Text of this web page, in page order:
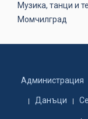
Музика, танци и
Момчилград
Администрация
Данъци